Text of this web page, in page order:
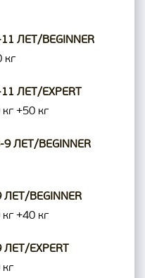
ЛЕТ/BEGINNER
кг
ЛЕТ/EXPERT
+50 кг
ЛЕТ/BEGINNER
BEGINNER
+40 кг
EXPERT